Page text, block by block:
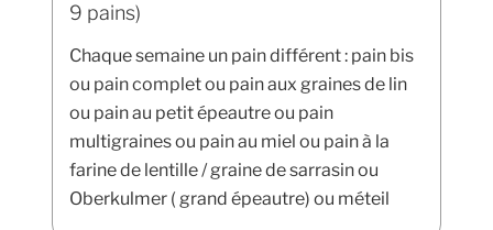
9 pains)
Chaque semaine un pain différent : pain bis
ou pain complet ou pain aux graines de lin
ou pain au petit épeautre ou pain
multigraines ou pain au miel ou pain à la
farine de lentille / graine de sarrasin ou
Oberkulmer ( grand épeautre) ou méteil